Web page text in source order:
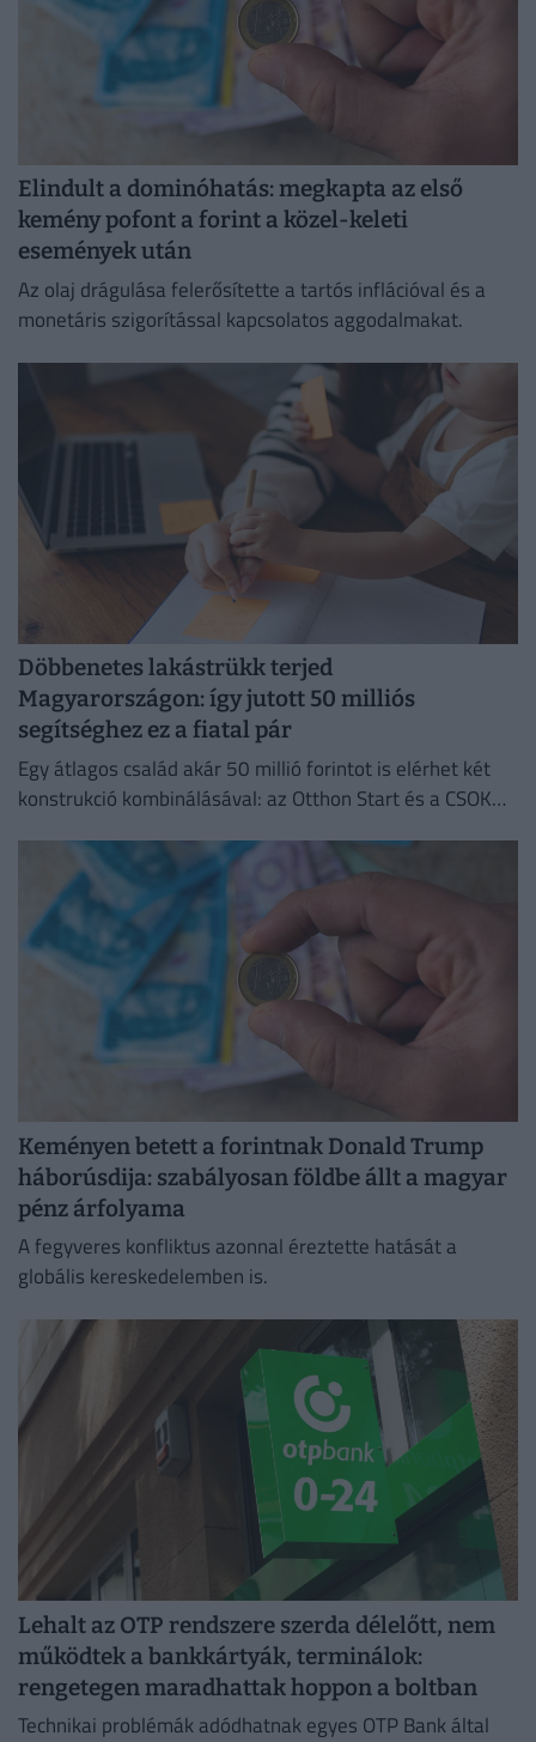
Elindult a dominóhatás: megkapta az első
kemény pofont a forint a közel-keleti
események után
Az olaj drágulása felerősítette a tartós inflációval és a
monetáris szigorítással kapcsolatos aggodalmakat.
Döbbenetes lakástrükk terjed
Magyarországon: így jutott 50 milliós
segítséghez ez a fiatal pár
Egy átlagos család akár 50 millió forintot is elérhet két
konstrukció kombinálásával: az Otthon Start és a CSOK
Keményen betett a forintnak Donald Trump
háborúsdija: szabályosan földbe állt a magyar
pénz árfolyama
A fegyveres konfliktus azonnal éreztette hatását a
globális kereskedelemben is.
Lehalt az OTP rendszere szerda délelőtt, nem
működtek a bankkártyák, terminálok:
rengetegen maradhattak hoppon a boltban
Technikai problémák adódhatnak egyes OTP Bank által